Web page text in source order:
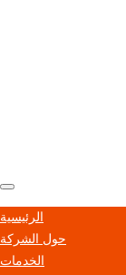
الرئيسية
حول الشركة
الخدمات